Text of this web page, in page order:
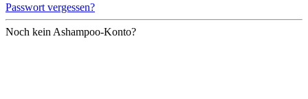
Passwort vergessen?
Noch kein Ashampoo-Konto?